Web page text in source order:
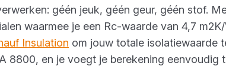
géén jeuk, géén geur, géén stof.
waarmee je een Rc-waarde van 4,7
Insulation om jouw totale isolatiewaarde
8800, en je voegt je berekening eenvoudig